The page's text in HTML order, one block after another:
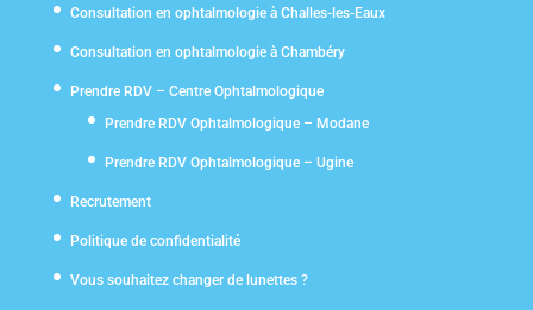
Consultation en ophtalmologie à Challes-les-Eaux
Consultation en ophtalmologie à Chambéry
Prendre RDV – Centre Ophtalmologique
Prendre RDV Ophtalmologique – Modane
Prendre RDV Ophtalmologique – Ugine
Recrutement
Politique de confidentialité
Vous souhaitez changer de lunettes ?